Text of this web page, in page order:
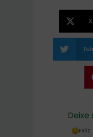
X
Feliz